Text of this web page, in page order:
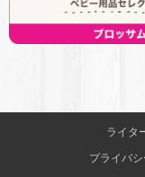
ライタ
プライバ